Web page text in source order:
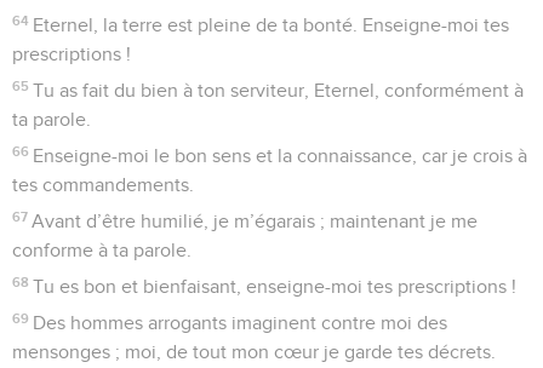
64 Eternel, la terre est pleine de ta bonté. Enseigne-moi tes
prescriptions !
65 Tu as fait du bien à ton serviteur, Eternel, conformément à
ta parole.
66 Enseigne-moi le bon sens et la connaissance, car je crois à
tes commandements.
67 Avant d’être humilié, je m’égarais ; maintenant je me
conforme à ta parole.
68 Tu es bon et bienfaisant, enseigne-moi tes prescriptions !
69 Des hommes arrogants imaginent contre moi des
mensonges ; moi, de tout mon cœur je garde tes décrets.